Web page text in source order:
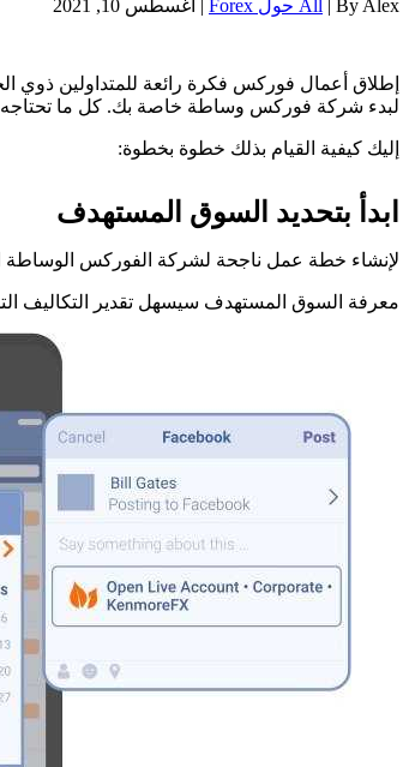
By Alex | All حول Forex | أغسطس 10, 2021
إطلاق أعمال فوركس فكرة رائعة للمتداولين ذوي
لبدء شركة فوركس وساطة خاصة بك. كل ما تحتاجه
إليك كيفية القيام بذلك خطوة بخطوة:
ابدأ بتحديد السوق المستهدف
لإنشاء خطة عمل ناجحة لشركة الفوركس الوساطة
معرفة السوق المستهدف سيسهل تقدير التكاليف